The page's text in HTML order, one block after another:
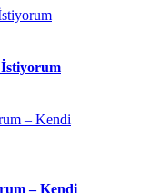
– Kendi